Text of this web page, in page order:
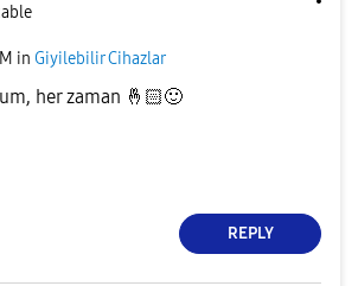
in Giyilebilir Cihazlar
her zaman 🤞🏻🙂
REPLY